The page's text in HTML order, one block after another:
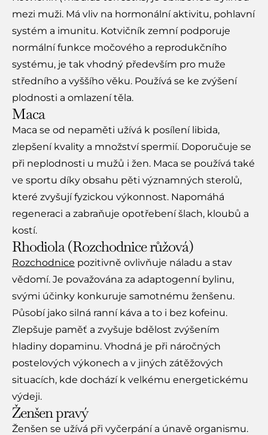
mezi muži. Má vliv na hormonální aktivitu, pohlavní
systém a imunitu. Kotvičník zemní podporuje
normální funkce močového a reprodukčního
systému, je tak vhodný především pro muže
středního a vyššího věku. Používá se ke zvýšení
plodnosti a omlazení těla.
Maca
Maca se od nepaměti užívá k posílení libida,
zlepšení kvality a množství spermií. Doporučuje se
při neplodnosti u mužů i žen. Maca se používá také
ve sportu díky obsahu pěti významných sterolů,
které zvyšují fyzickou výkonnost. Napomáhá
regeneraci a zabraňuje opotřebení šlach, kloubů a
kostí.
Rhodiola (Rozchodnice růžová)​
Rozchodnice pozitivně ovlivňuje náladu a stav
vědomí. Je považována za adaptogenní bylinu,
svými účinky konkuruje samotnému ženšenu.
Působí jako silná ranní káva a to i bez kofeinu.
Zlepšuje paměť a zvyšuje bdělost zvýšením
hladiny dopaminu. Vhodná je při náročných
postelových výkonech a v jiných zátěžových
situacích, kde dochází k velkému energetickému
výdeji.
Ženšen pravý​
Ženšen se užívá při vyčerpání a únavě organismu.